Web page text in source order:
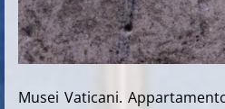
Musei Vaticani.